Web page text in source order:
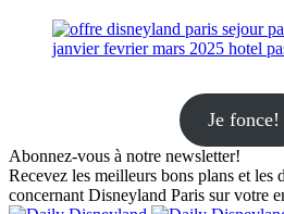
Je fonce!
Abonnez-vous à notre newsletter!
Recevez les meilleurs bons plans et les
concernant Disneyland Paris sur votre